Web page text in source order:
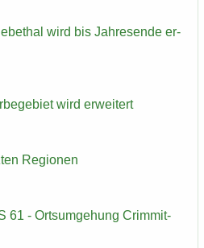
wird bis Jah­res­en­de er­
wird er­wei­tert
Re­gio­nen
61 - Orts­um­ge­hung Crim­mit­